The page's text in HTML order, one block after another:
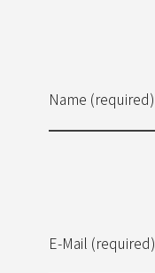
Name (required)
E-Mail (required)